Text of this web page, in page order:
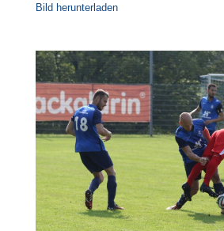
Bild herunterladen